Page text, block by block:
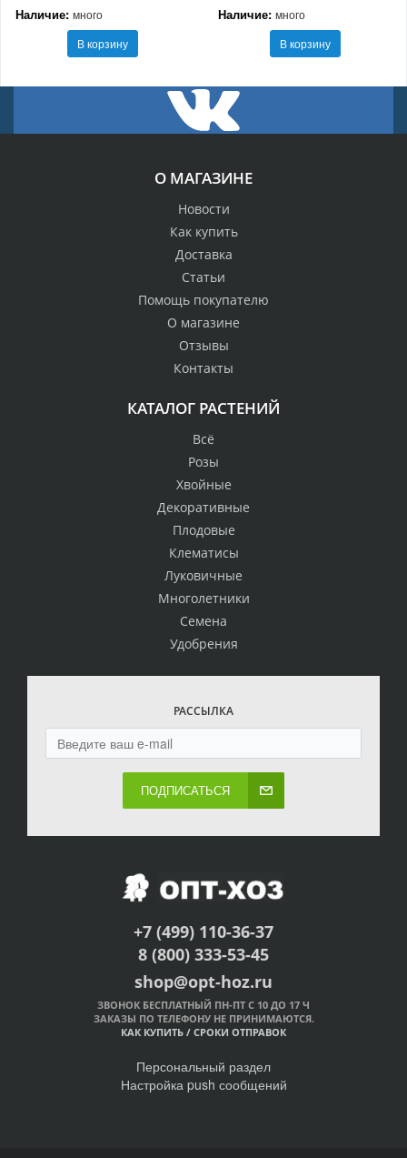
Наличие: много
В корзину
Наличие: много
В корзину
О МАГАЗИНЕ
Новости
Как купить
Доставка
Статьи
Помощь покупателю
О магазине
Отзывы
Контакты
КАТАЛОГ РАСТЕНИЙ
Всё
Розы
Хвойные
Декоративные
Плодовые
Клематисы
Луковичные
Многолетники
Семена
Удобрения
РАССЫЛКА
ПОДПИСАТЬСЯ
+7 (499) 110-36-37
8 (800) 333-53-45
shop@opt-hoz.ru
ЗВОНОК БЕСПЛАТНЫЙ ПН-ПТ С 10 ДО 17 Ч
ЗАКАЗЫ ПО ТЕЛЕФОНУ НЕ ПРИНИМАЮТСЯ.
КАК КУПИТЬ / СРОКИ ОТПРАВОК
Персональный раздел
Настройка push сообщений